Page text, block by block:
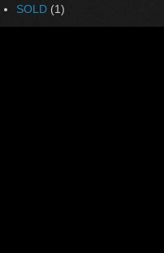
SOLD (1)